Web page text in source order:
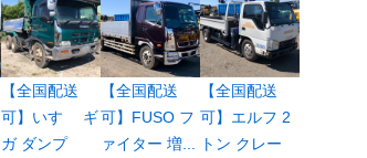
【全国配送
可】いすゞ ギ
ガ ダンプ
【全国配送
可】FUSO フ
ァイター 増...
【全国配送
可】エルフ 2
トン クレー